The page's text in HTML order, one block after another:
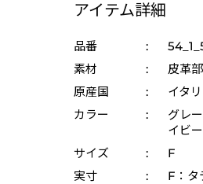
アイテム詳細
品番 :
素材
:
皮革
原産国
:
イタ
カラー
:
グレ
イビ
サイズ
:
F
実寸
: F：タ